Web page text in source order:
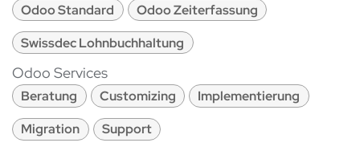
Odoo Standard
Odoo Zeiterfassung
Swissdec Lohnbuchhaltung
Odoo Services
Beratung Customizing
Implementierung
Migration
Support